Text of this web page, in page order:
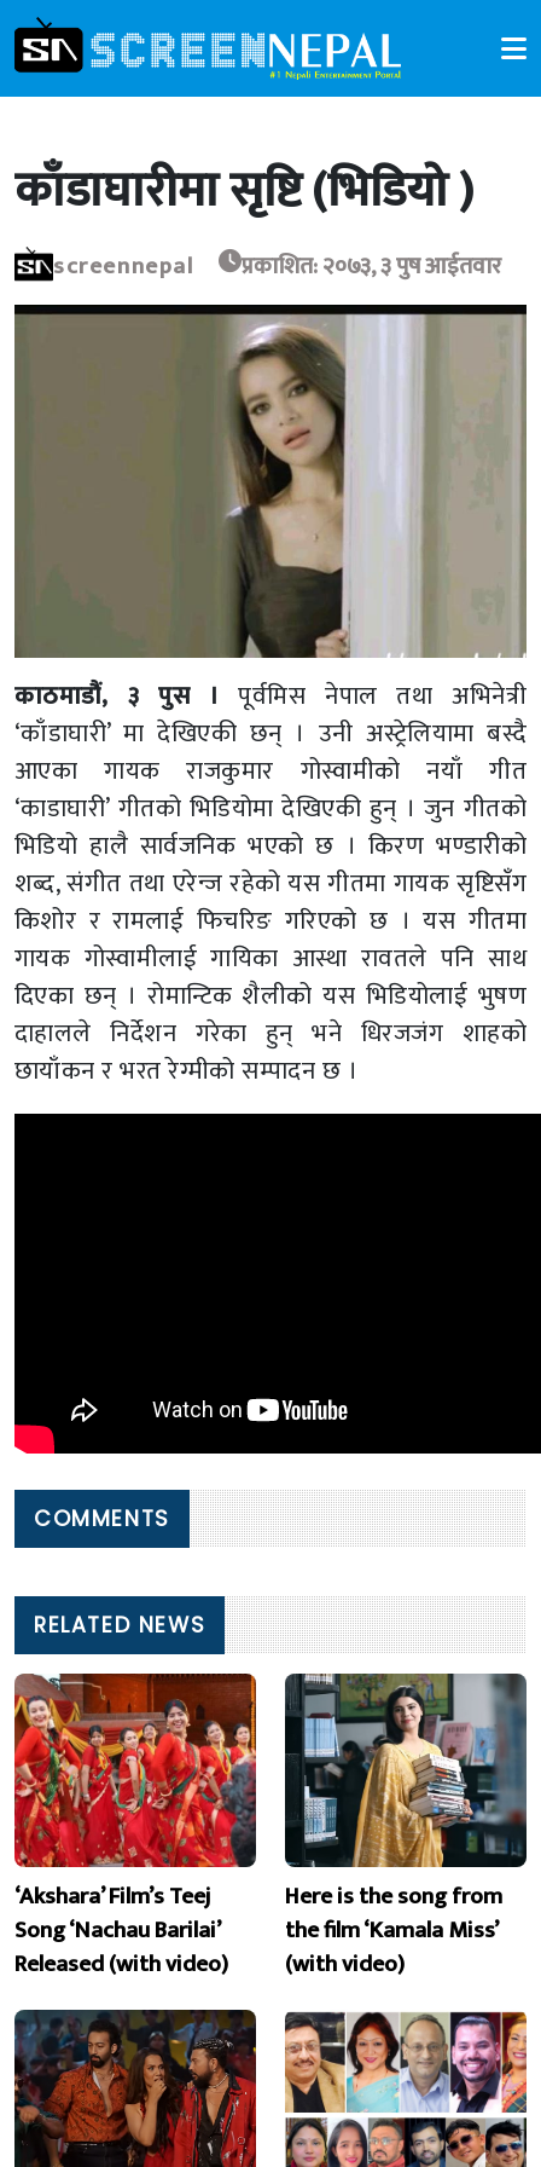
काँडाघारीमा सृष्टि (भिडियो )
screennepal प्रकाशित: २०७३, ३ पुष आईतवार
काठमाडौं, ३ पुस । पूर्वमिस नेपाल तथा अभिनेत्री
‘काँडाघारी’ मा देखिएकी छन् । उनी अस्ट्रेलियामा बस्दै
आएका गायक राजकुमार गोस्वामीको नयाँ गीत
‘काडाघारी’ गीतको भिडियोमा देखिएकी हुन् । जुन गीतको
भिडियो हालै सार्वजनिक भएको छ । किरण भण्डारीको
शब्द, संगीत तथा एरेन्ज रहेको यस गीतमा गायक सृष्टिसँग
किशोर र रामलाई फिचरिङ गरिएको छ । यस गीतमा
गायक गोस्वामीलाई गायिका आस्था रावतले पनि साथ
दिएका छन् । रोमान्टिक शैलीको यस भिडियोलाई भुषण
दाहालले निर्देशन गरेका हुन् भने धिरजजंग शाहको
छायाँकन र भरत रेग्मीको सम्पादन छ ।
COMMENTS
RELATED NEWS
‘Akshara’ Film’s Teej
Song ‘Nachau Barilai’
Released (with video)
Here is the song from
the film ‘Kamala Miss’
(with video)